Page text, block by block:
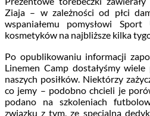
Ziaja – w zależności od płci
wspaniałemu pomysłowi
kosmetyków na najbliższe kilka
Po opublikowaniu informacji
Linemen Camp dostałyśmy
naszych posiłków. Niektórzy
co jemy – podobno chcieli je
podano na szkoleniach
związku z tym, ze specjalną